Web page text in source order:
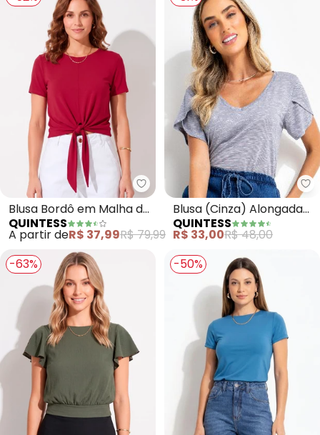
Quintess - Blusa Bordô em
Blusa Bordô em Malha de
Viscose com Nó Frontal e
Manga Curta
QUINTESS
A partir deR$ 37,99R$ 79,99
Blusa (Cinza) Alongada
com Manga Tulipa
QUINTESS
R$ 33,00R$ 48,00
-63%
-50%